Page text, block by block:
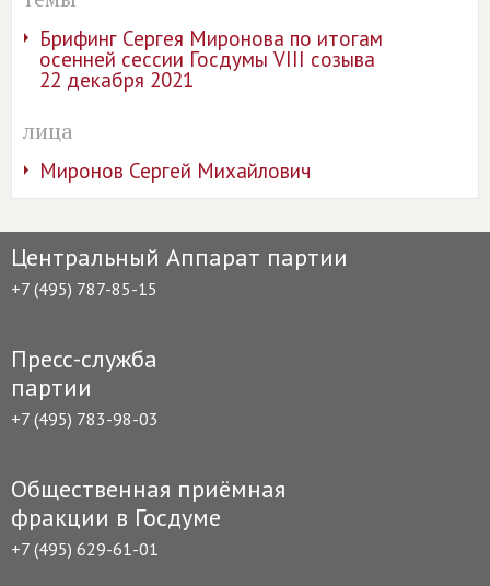
Брифинг Сергея Миронова по итогам
осенней сессии Госдумы VIII созыва
22 декабря 2021
лица
Миронов Сергей Михайлович
Центральный Аппарат партии
+7 (495) 787-85-15
Пресс-служба
партии
+7 (495) 783-98-03
Общественная приёмная
фракции в Госдуме
+7 (495) 629-61-01